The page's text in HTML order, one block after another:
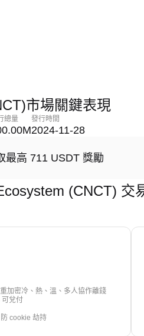
市場關鍵表現
總量 發行時間
2024-11-28
最高 711 USDT 獎勵
(CNCT) 交
加密冷、熱、溫、多人協作離錢
可兌付
cookie 劫持